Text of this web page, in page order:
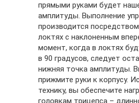
прямыми руками будет
амплитуды. Выполнение
производится посредством
локтях с наклоненным
момент, когда в локтях
в 90 градусов, следует
нижняя точка амплитуды.
прижмите руки к корпусу.
технику, вы обеспечите
головкам трицепса –